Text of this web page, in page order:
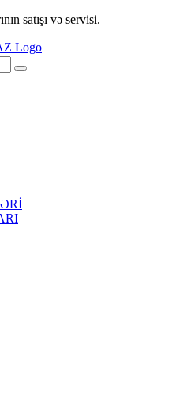
satışı və servisi.